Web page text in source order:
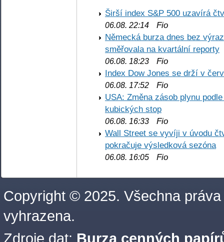
Širší index S&P 500 uzavírá
06.08. 22:14 Fio
Německá burza dnes bez
směřovala na kvartální reporty
06.08. 18:23 Fio
Index Dow Jones se drží v
06.08. 17:52 Fio
USA: Změna zásob plynu
kubických stop
06.08. 16:33 Fio
Wall Street se vyvíji v úvodu
pokračuje výsledková sezóna
06.08. 16:05 Fio
Copyright © 2025. Všechna práva
vyhrazena.
Zdroje dat: Burza cenných